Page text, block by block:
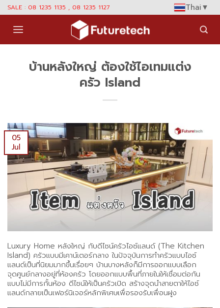
Skip
content
SALE : 08 1235 1135 , 08 1235 1127 Thai▼
บ้านหลังใหญ่ ต้องใช้ไอเทมแต่ง
ครัว Island
05
Jul
Luxury Home หลังใหญ่ กับดีไซน์ครัวไอซ์แลนด์ (The Kitchen
Island) ครัวแบบมีเคาน์เตอร์กลาง ในปัจจุบันการทำครัวแบบไอซ์
แลนด์เป็นที่นิยมมากขึ้นเรื่อยๆ บ้านบางหลังก็มีการออกแบบเลือก
จุดศูนย์กลางอยู่ที่ห้องครัว โดยออกแบบพื้นที่ภายในให้เชื่อมต่อกัน
แบบไม่มีการกั้นห้อง ดีไซน์ให้เป็นครัวเปิด สร้างจุดนำสายตาให้ไอซ์
แลนด์กลายเป็นเฟอร์นิเจอร์หลักพิเศษเพื่อรองรับเพื่อนฝูง